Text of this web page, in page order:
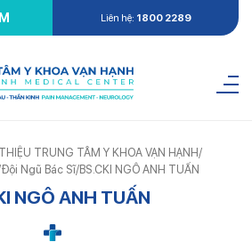
Liên hệ: 1800 2289
TRUNG TÂM Y KHOA VẠN HẠNH /
Đội Ngũ Bác Sĩ/BS.CKI NGÔ ANH TUẤN
NGÔ ANH TUẤN